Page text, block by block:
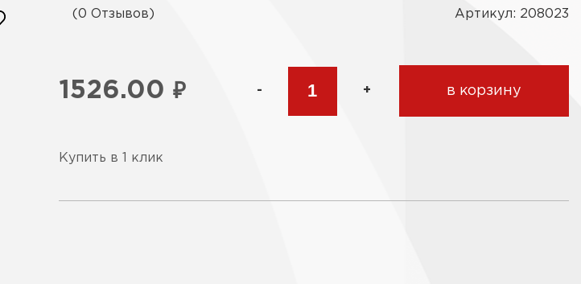
(0 Отзывов) Артикул: 208023
1526.00 ₽ - + в корзину
Купить в 1 клик